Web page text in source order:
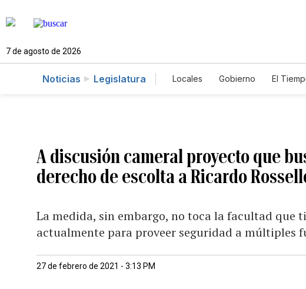
7 de agosto de 2026
Noticias Legislatura Locales Gobierno El
A discusión cameral proyecto que
derecho de escolta a Ricardo
La medida, sin embargo, no toca la facultad que
actualmente para proveer seguridad a múltiples
27 de febrero de 2021 - 3:13 PM